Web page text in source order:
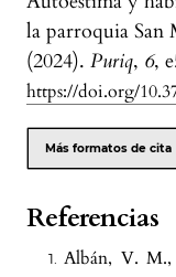
la parroquia
(2024). Puriq, 6,
https://doi.org/
Más formatos de cita
Referencias
Albán, V. M.,